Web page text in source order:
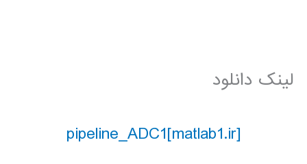
لینک دانلود
pipeline_ADC1[matlab1.ir]